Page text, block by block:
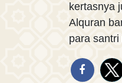
kertasnya
Alquran
para